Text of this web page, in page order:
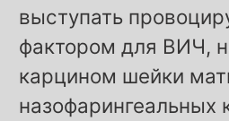
выступать
фактором для ВИЧ,
карцином шейки
назофарингеальных